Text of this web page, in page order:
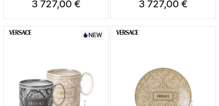
3 727,00 € 3 727,00 €
NEW